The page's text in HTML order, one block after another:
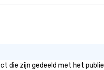
die zijn gedeeld met het